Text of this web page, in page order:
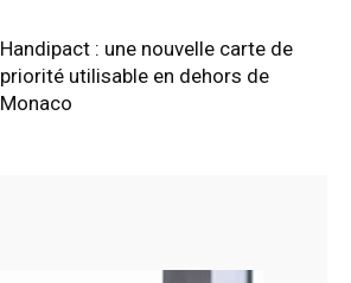
Handipact : une nouvelle carte de
priorité utilisable en dehors de
Monaco